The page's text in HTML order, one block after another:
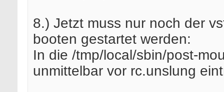
8.) Jetzt muss nur noch der
booten gestartet werden:
In die /tmp/local/sbin/post-
unmittelbar vor rc.unslung